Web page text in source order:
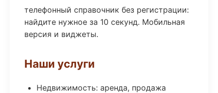
телефонный справочник без регистрации:
найдите нужное за 10 секунд. Мобильная
версия и виджеты.
Наши услуги
Недвижимость: аренда, продажа